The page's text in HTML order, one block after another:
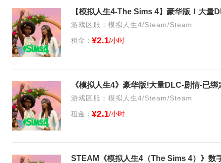
【模拟人生4-The Sims 4】豪华版！大量
游戏区服：模拟人生4/Steam/Steam
租金： ¥2.1/小时
《模拟人生4》豪华版!大量DLC-剧情-已
游戏区服：模拟人生4/Steam/Steam
租金： ¥2.1/小时
STEAM《模拟人生4（The Sims 4）》数